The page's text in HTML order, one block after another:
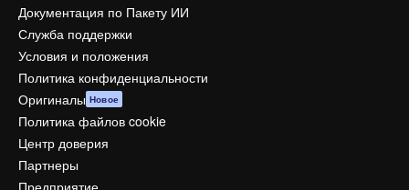
Документация по Пакету ИИ
Служба поддержки
Условия и положения
Политика конфиденциальности
Оригиналы Новое
Политика файлов cookie
Центр доверия
Партнеры
Предприятие